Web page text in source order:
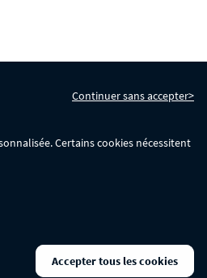
Continuer sans accepter>
Certains cookies nécessitent
Accepter tous les cookies